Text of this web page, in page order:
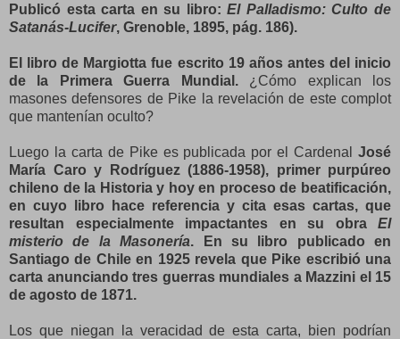
Publicó esta carta en su libro:El Palladismo: Culto de
Satanás-Lucifer, Grenoble, 1895, pág. 186).
El libro de Margiotta fue escrito 19 años antes del inicio
de la Primera Guerra Mundial. ¿Cómo explican los
masones defensores de Pike la revelación de este complot
que mantenían oculto?
Luego la carta de Pike es publicada por el Cardenal
José
María Caro y Rodríguez (1886-1958), primer purpúreo
chileno de la Historia y hoy en proceso de beatificación,
en cuyo libro hace referencia y cita esas cartas, que
resultan especialmente impactantes en su obra El
misterio de la Masonería. En su libro publicado en
Santiago de Chile en 1925 revela que Pike escribió una
carta anunciando tres guerras mundiales a Mazzini el 15
de agosto de 1871.
Los que niegan la veracidad de esta carta, bien podrían